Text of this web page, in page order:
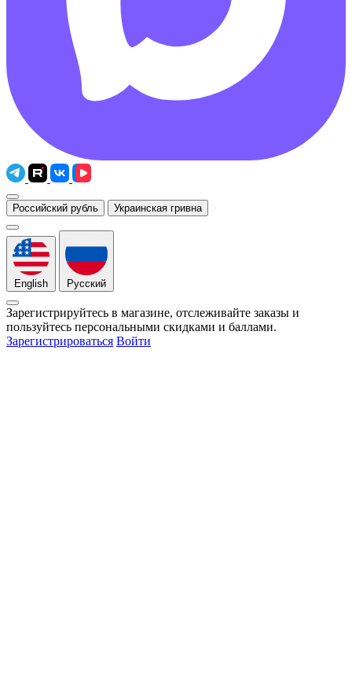
Российский рубль Украинская гривна
English Русский
Зарегистрируйтесь в магазине, отслеживайте заказы и
пользуйтесь персональными скидками и баллами.
Зарегистрироваться Войти